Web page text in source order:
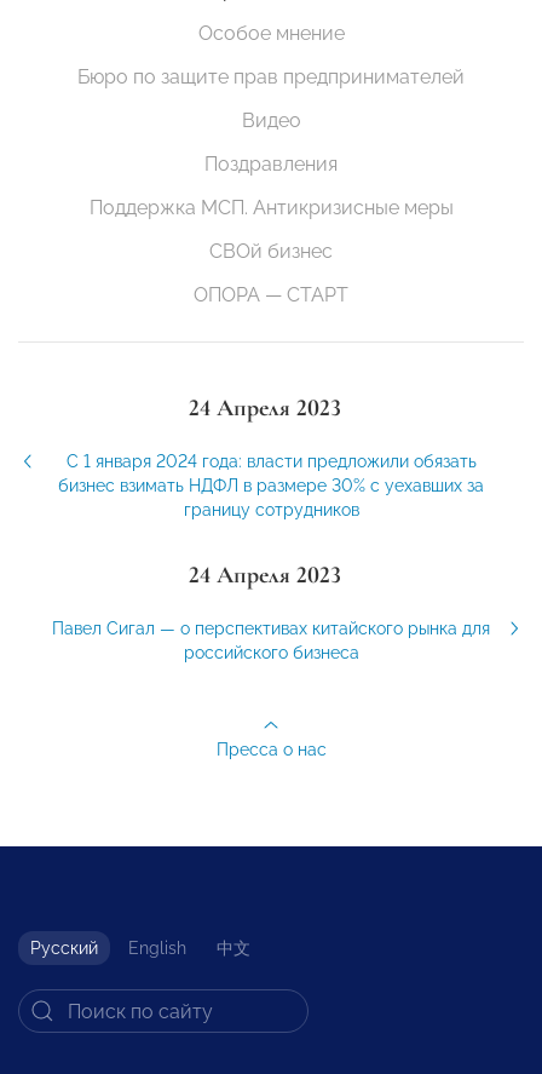
Особое мнение
Бюро по защите прав предпринимателей
Видео
Поздравления
Поддержка МСП. Антикризисные меры
СВОй бизнес
ОПОРА — СТАРТ
24 Апреля 2023
С 1 января 2024 года: власти предложили обязать
бизнес взимать НДФЛ в размере 30% с уехавших за
границу сотрудников
24 Апреля 2023
Павел Сигал — о перспективах китайского рынка для
российского бизнеса
Пресса о нас
Русский English 中文